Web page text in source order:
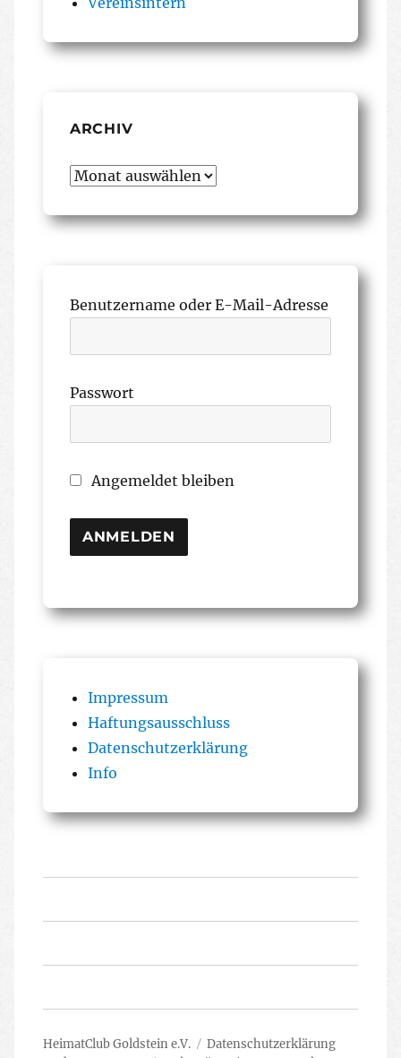
ARCHIV
Archiv
Benutzername oder E-Mail-Adresse
Passwort
Angemeldet bleiben
Impressum
Haftungsausschluss
Datenschutzerklärung
Info
HeimatClub Goldstein e.V.
Datenschutzerklärung